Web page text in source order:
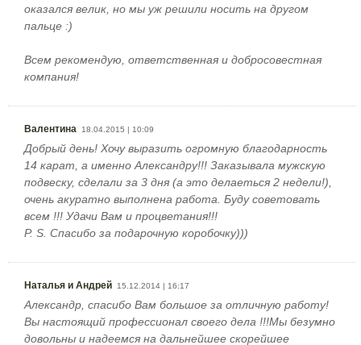
оказался велик, но мы уж решили носить на другом
пальце :)
Всем рекомендую, ответственная и добросовестная
компания!
Валентина 18.04.2015 | 10:09
Добрый день! Хочу выразить огромную благодарность
14 карат, а именно Александру!!! Заказывала мужскую
подвеску, сделали за 3 дня (а это делаеться 2 недели!),
очень акуратно выполнена работа. Буду советовать
всем !!! Удачи Вам и процветания!!!
P. S. Спасибо за подарочную коробочку)))
Наталья и Андрей 15.12.2014 | 16:17
Александр, спасибо Вам большое за отличную работу!
Вы настоящий профессионал своего дела !!!Мы безумно
довольны и надеемся на дальнейшее скорейшее